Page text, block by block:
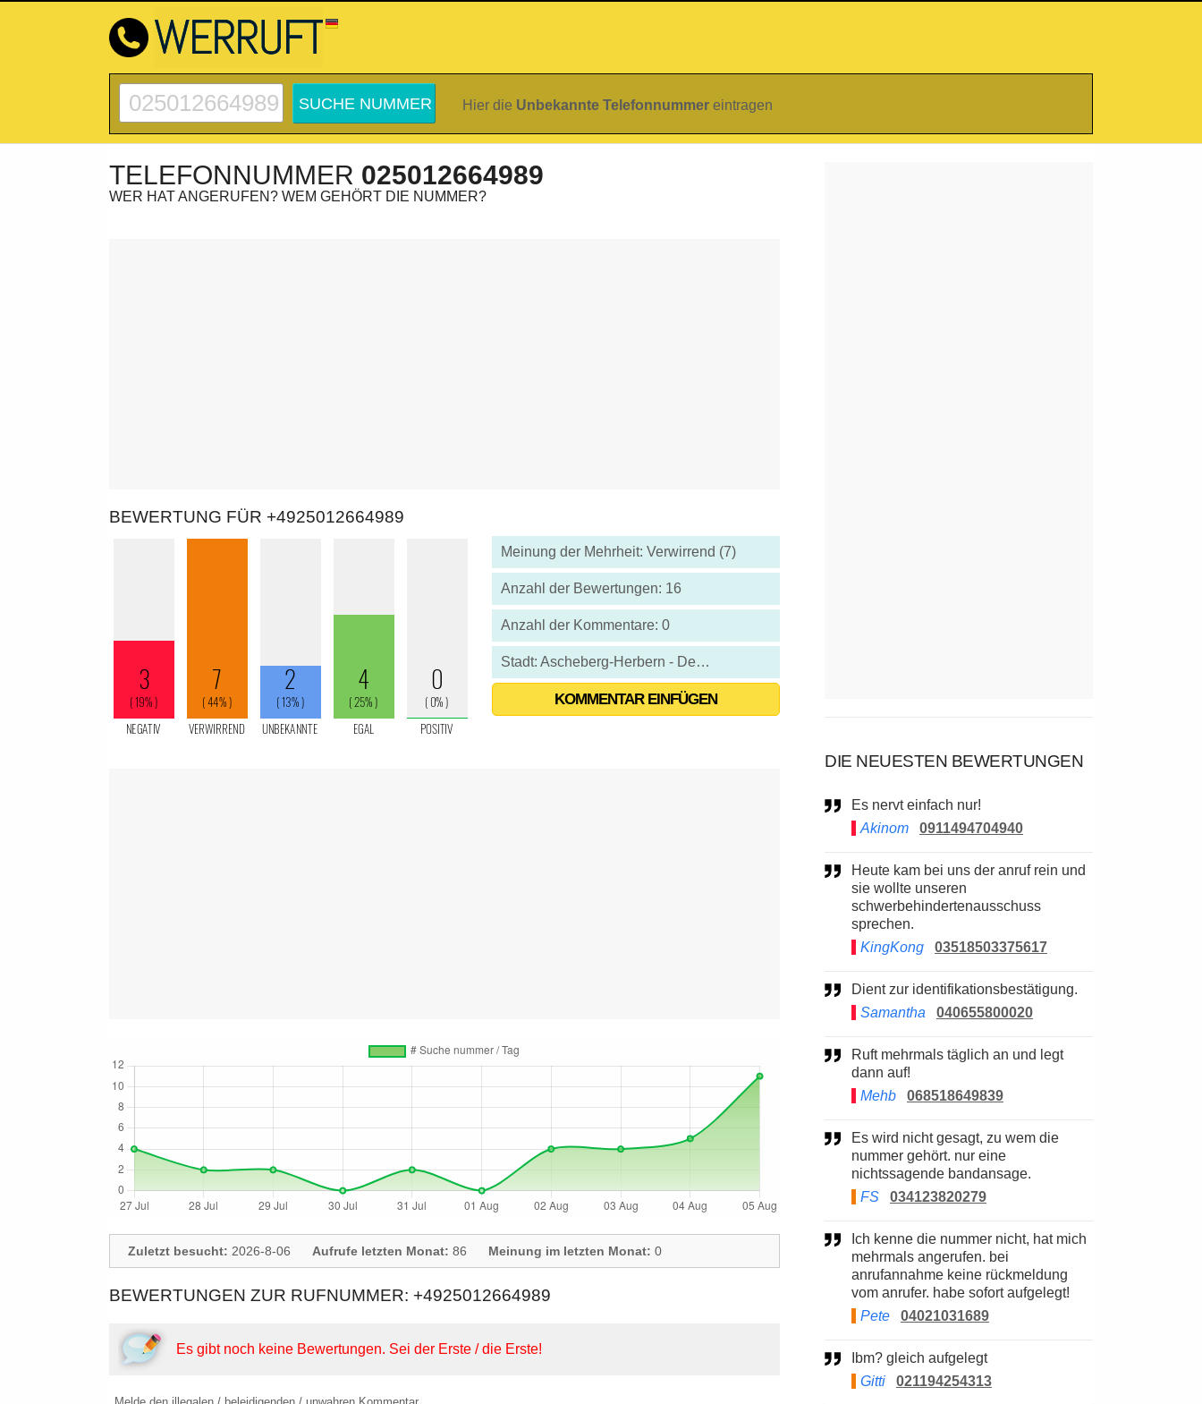
Hier die Unbekannte Telefonnummer eintragen
TELEFONNUMMER 025012664989
WER HAT ANGERUFEN? WEM GEHÖRT DIE NUMMER?
BEWERTUNG FÜR +4925012664989
Meinung der Mehrheit: Verwirrend (7)
Anzahl der Bewertungen: 16
Anzahl der Kommentare: 0
Stadt: Ascheberg-Herbern - Deutschland
KOMMENTAR EINFÜGEN
Zuletzt besucht: 2026-8-06 Aufrufe letzten Monat: 86 Meinung im letzten Monat: 0
BEWERTUNGEN ZUR RUFNUMMER: +4925012664989
Es gibt noch keine Bewertungen. Sei der Erste / die Erste!
DIE NEUESTEN BEWERTUNGEN
Es nervt einfach nur!
Akinom
0911494704940
Heute kam bei uns der anruf rein und
sie wollte unseren
schwerbehindertenausschuss
sprechen.
KingKong
03518503375617
Dient zur identifikationsbestätigung.
Samantha
040655800020
Ruft mehrmals täglich an und legt
dann auf!
Mehb
068518649839
Es wird nicht gesagt, zu wem die
nummer gehört. nur eine
nichtssagende bandansage.
FS
034123820279
mehrmals angerufen. bei
anrufannahme keine rückmeldung
vom anrufer. habe sofort aufgelegt!
Pete
04021031689
Ibm? gleich aufgelegt
Gitti
021194254313